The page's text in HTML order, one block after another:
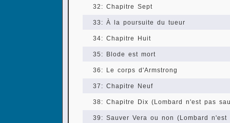
32: Chapitre Sept
33: À la poursuite du tueur
34: Chapitre Huit
35: Blode est mort
36: Le corps d'Armstrong
37: Chapitre Neuf
38: Chapitre Dix (Lombard n'est pas
39: Sauver Vera ou non (Lombard n'est